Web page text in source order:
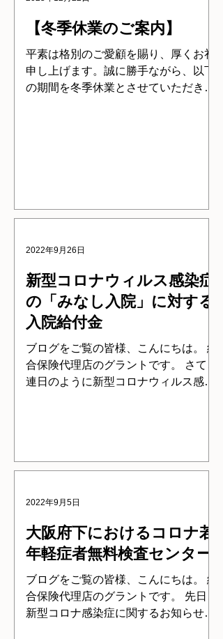
【冬季休業のご案内】
平素は格別のご愛顧を賜り、厚くお礼
申し上げます。誠に勝手ながら、以下
の期間を冬季休業とさせていただきま
ご迷惑をおかけいたしますが、何卒ご
し上げます。
新型コロナウィルス感染症
の「みなし入院」に対する
入院給付金
ブログをご覧の皆様、こんにちは。 総
合保険代理店のグラントです。 さて、
連日のように新型コロナウィルス感染
社は検討を始め,...
2022年9月26日
大阪府下におけるコロナ若
年軽症者無料検査センター
ブログをご覧の皆様、こんにちは。 総
合保険代理店のグラントです。 先日、
新型コロナ感染症に関するお知らせを
2022年9月5日